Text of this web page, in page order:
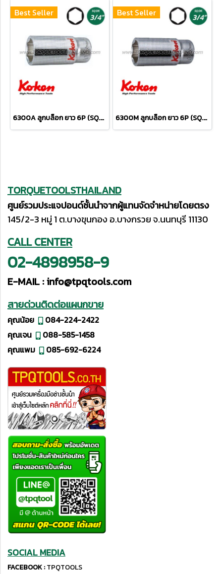
Best Seller
6300A ลูกบล็อก ยาว 6P (SQ.DR.3/4") Hand Sockets
Best Seller
6300M ลูกบล็อก ยาว 6P (SQ.DR.3/4") Hand deep Sockets
TORQUETOOLSTHAILAND
ศูนย์รวมประแจปอนด์ชั้นนำจากผู้แทนจัดจำหน่ายโดยตรง
145/2-3 หมู่ 1 ต.บางขุนกอง อ.บางกรวย จ.นนทบุรี 11130
CALL CENTER
02-4898958-9
E-MAIL :info@tpqtools.com
สายด่วนติดต่อแผนกขาย
คุณน้อย
084-224-2422
คุณเจน
088-585-1458
คุณแพม
085-692-6224
SOCIAL MEDIA
FACEBOOK :TPQTOOLS